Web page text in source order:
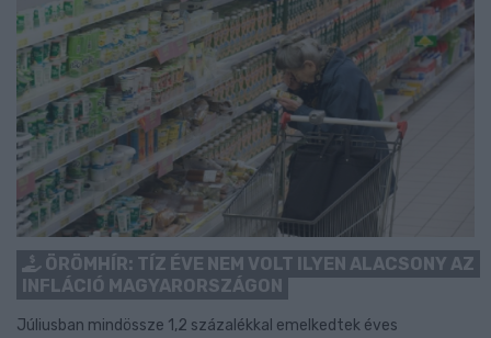
ÖRÖMHÍR: TÍZ ÉVE NEM VOLT ILYEN ALACSONY AZ
INFLÁCIÓ MAGYARORSZÁGON
Júliusban mindössze 1,2 százalékkal emelkedtek éves